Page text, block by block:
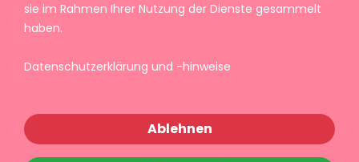
sie im Rahmen Ihrer Nutzung der Dienste gesammelt
haben.
Datenschutzerklärung und -hinweise
Ablehnen